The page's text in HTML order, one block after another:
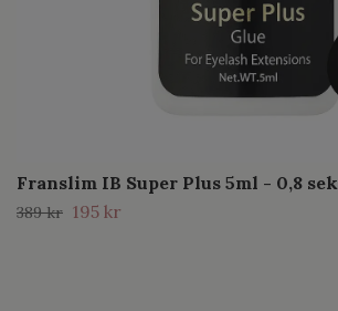
Franslim IB Super Plus 5ml - 0,8 sek
389 kr 195 kr